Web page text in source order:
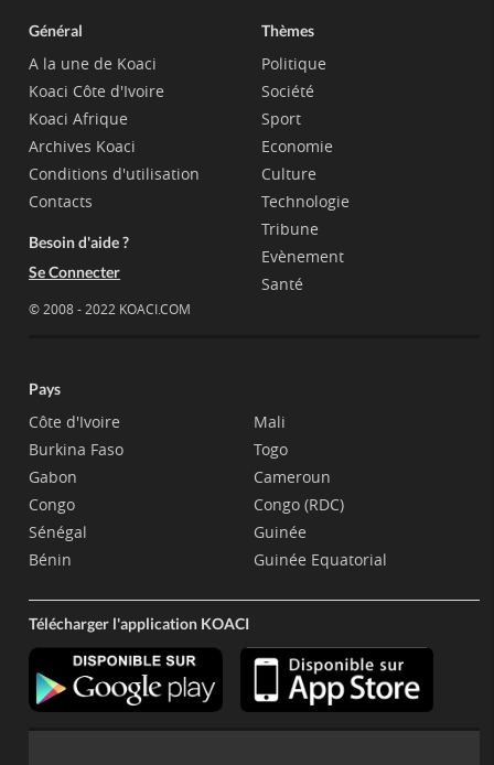
Général
A la une de Koaci
Koaci Côte d'Ivoire
Koaci Afrique
Archives Koaci
Conditions d'utilisation
Contacts
Besoin d'aide ?
Se Connecter
© 2008 - 2022 KOACI.COM
Thèmes
Politique
Société
Sport
Economie
Culture
Technologie
Tribune
Evènement
Santé
Pays
Côte d'Ivoire
Burkina Faso
Gabon
Congo
Sénégal
Bénin
Mali
Togo
Cameroun
Congo (RDC)
Guinée
Guinée Equatorial
Télécharger l'application KOACI